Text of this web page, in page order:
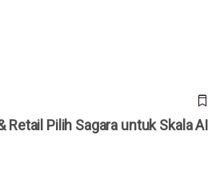
Retail Pilih Sagara untuk Skala AI